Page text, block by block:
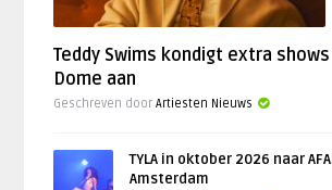
Teddy Swims kondigt extra
Dome aan
Geschreven doorArtiesten Nieuws
TYLA in oktober 2026 naar
Amsterdam